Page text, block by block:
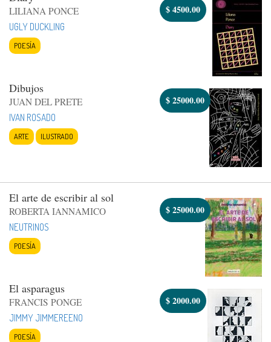
LILIANA PONCE
UGLY DUCKLING
POESÍA
$4500.00
Dibujos
JUAN DEL PRETE
IVAN ROSADO
ARTE ILUSTRADO
$25000.00
El arte de escribir al sol
ROBERTA IANNAMICO
NEUTRINOS
POESÍA
$25000.00
El asparagus
FRANCIS PONGE
JIMMY JIMMEREENO
POESÍA
$2000.00